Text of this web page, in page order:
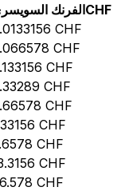
الفرنكCHF
CHF
CHF
CHF
CHF
CHF
CHF
CHF
CHF
CHF